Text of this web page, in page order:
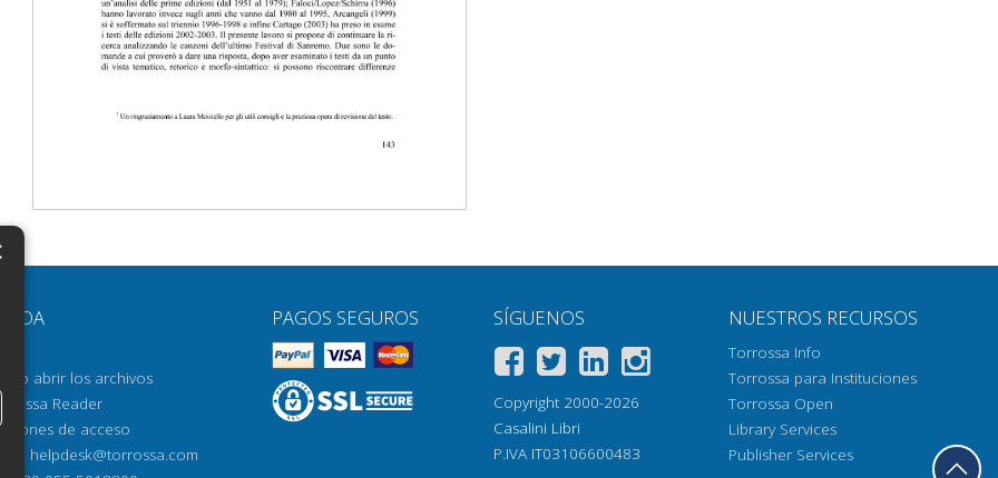
AYUDA
abrir los archivos
Reader
de acceso
helpdesk@torrossa.com
PAGOS SEGUROS SÍGUENOS
Copyright 2000-2026
Casalini Libri
P.IVA IT03106600483
NUESTROS RECURSOS
Torrossa Info
Torrossa para Instituciones
Torrossa Open
Library Services
Publisher Services